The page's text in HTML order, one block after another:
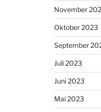
November
Oktober 2023
September
Juli 2023
Juni 2023
Mai 2023